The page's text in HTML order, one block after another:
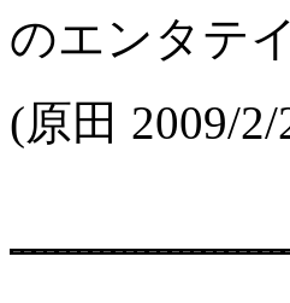
のエンタテ
(原田 2009/2/